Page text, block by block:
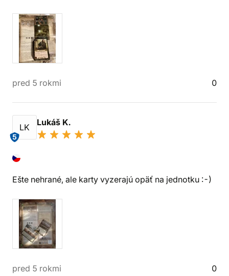
pred 5 rokmi 0
LK
5
Lukáš K.
Ešte nehrané, ale karty vyzerajú opäť na jednotku :-)
pred 5 rokmi 0